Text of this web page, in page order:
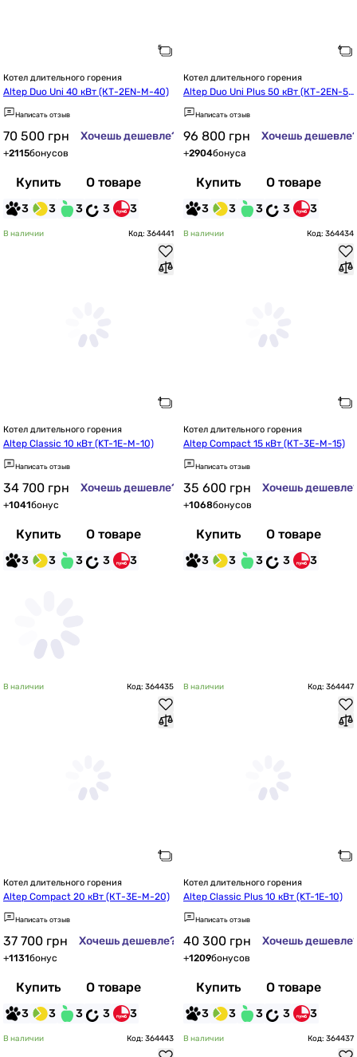
Котел длительного горения
Altep Duo Uni 40 кВт (КТ-2EN-M-40)
Написать отзыв
70 500 грн Хочешь дешевле?
+2115бонусов
Купить О товаре
3 3 3 3 3
Котел длительного горения
Altep Duo Uni Plus 50 кВт (КТ-2EN-5
0)
Написать отзыв
96 800 грн Хочешь
+2904бонуса
Купить О товаре
3 3 3 3 3
В наличии Код: 364441
Котел длительного горения
Altep Classic 10 кВт (KT-1E-M-10)
Написать отзыв
34 700 грн Хочешь дешевле?
+1041бонус
Купить О товаре
3 3 3 3 3
В наличии Код: 364434
Котел длительного горения
Altep Compact 15 кВт (КТ-3Е-М-15)
Написать отзыв
35 600 грн Хочешь
+1068бонусов
Купить О товаре
3 3 3 3 3
В наличии Код: 364435
Котел длительного горения
Altep Compact 20 кВт (КТ-3Е-М-20)
Написать отзыв
37 700 грн Хочешь дешевле?
+1131бонус
Купить О товаре
3 3 3 3 3
В наличии Код: 364447
Котел длительного горения
Altep Classic Plus 10 кВт (KT-1E-10)
Написать отзыв
40 300 грн Хочешь
+1209бонусов
Купить О товаре
3 3 3 3 3
В наличии Код: 364443 В наличии Код: 364437